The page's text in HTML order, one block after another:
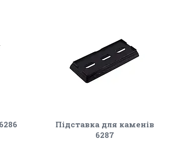
Підставка для каменів
6287